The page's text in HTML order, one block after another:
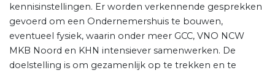
kennisinstellingen. Er worden verkennende gesprekken
gevoerd om een Ondernemershuis te bouwen,
eventueel fysiek, waarin onder meer GCC, VNO NCW
MKB Noord en KHN intensiever samenwerken. De
doelstelling is om gezamenlijk op te trekken en te